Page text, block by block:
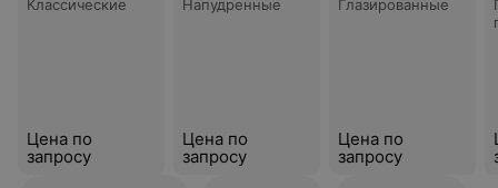
Классические
Цена по
запросу
Напудренные
Цена по
запросу
Глазированные
Цена по
запросу